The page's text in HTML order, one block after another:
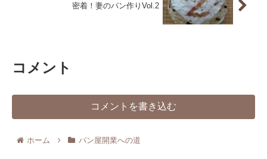
密着！妻のパン作りVol.2
コメント
コメントを書き込む
ホーム パン屋開業への道